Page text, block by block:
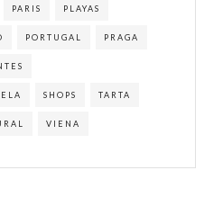
PARIS PLAYAS
PORTUGAL PRAGA
SHOPS TARTA
VIENA